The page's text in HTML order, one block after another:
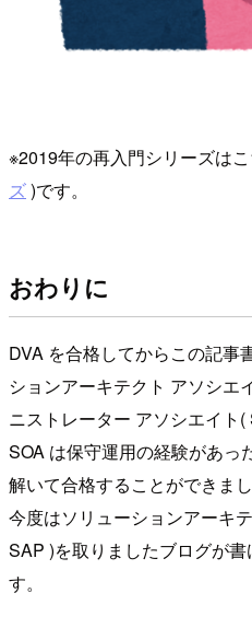
※2019年の再入門シリーズは
ズ)です。
おわりに
DVA を合格してからこの記事
ションアーキテクト アソシエ
ニストレーター アソシエイト(
SOA は保守運用の経験があっ
解いて合格することができまし
今度はソリューションアーキ
SAP )を取りましたブログが
す。